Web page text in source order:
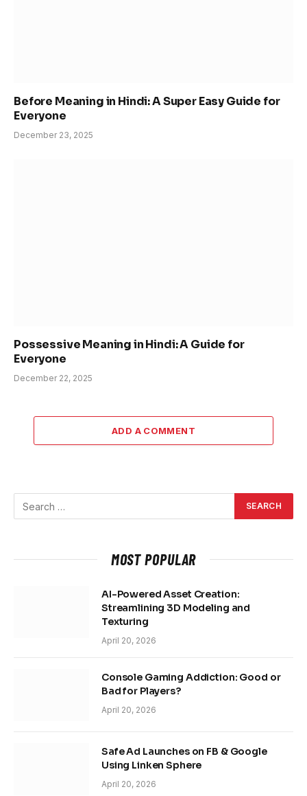
Before Meaning in Hindi: A Super Easy Guide for
Everyone
December 23, 2025
Possessive Meaning in Hindi: A Guide for
Everyone
December 22, 2025
ADD A COMMENT
MOST POPULAR
AI-Powered Asset Creation:
Streamlining 3D Modeling and
Texturing
April 20, 2026
Console Gaming Addiction: Good or
Bad for Players?
April 20, 2026
Safe Ad Launches on FB & Google
Using Linken Sphere
April 20, 2026